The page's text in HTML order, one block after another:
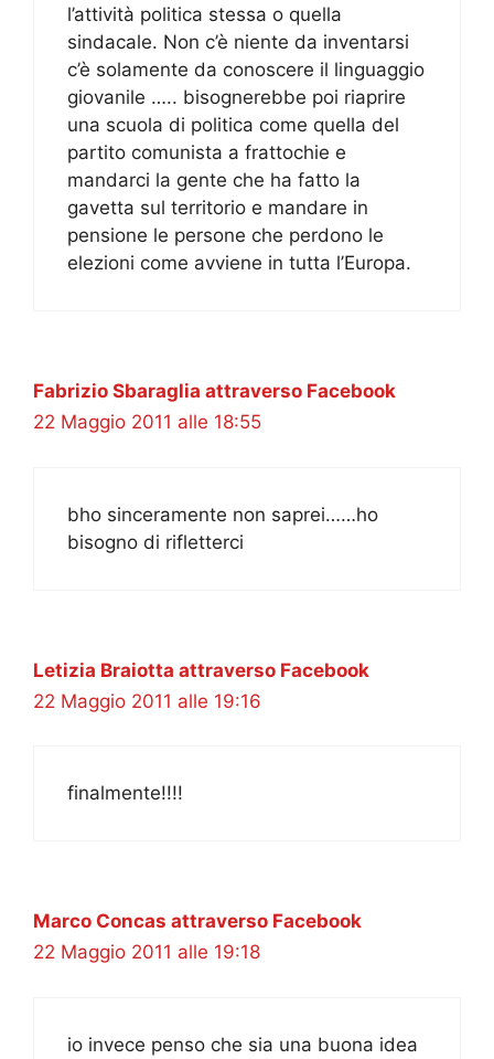
l’attività politica stessa o quella
sindacale. Non c’è niente da inventarsi
c’è solamente da conoscere il linguaggio
giovanile ….. bisognerebbe poi riaprire
una scuola di politica come quella del
partito comunista a frattochie e
mandarci la gente che ha fatto la
gavetta sul territorio e mandare in
pensione le persone che perdono le
elezioni come avviene in tutta l’Europa.
Fabrizio Sbaraglia attraverso Facebook
22 Maggio 2011 alle 18:55
bho sinceramente non saprei……ho
bisogno di rifletterci
Letizia Braiotta attraverso Facebook
22 Maggio 2011 alle 19:16
finalmente!!!!
Marco Concas attraverso Facebook
22 Maggio 2011 alle 19:18
io invece penso che sia una buona idea